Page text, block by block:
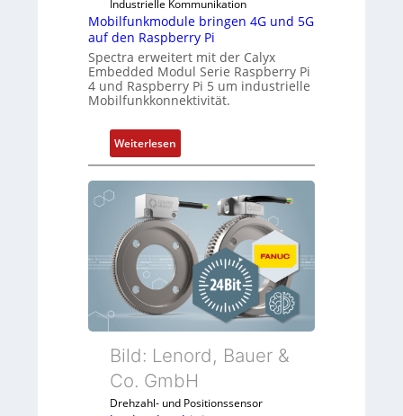
b
r
a
n
e
e
-
P
C
l
s
t
i
c
h
f
l
e
b
e
Industrielle Kommunikation
Mobilfunkmodule bringen 4G und 5G
auf den Raspberry Pi
Spectra erweitert mit der Calyx
Embedded Modul Serie Raspberry Pi
4 und Raspberry Pi 5 um industrielle
Mobilfunkkonnektivität.
Weiterlesen
M
o
b
i
l
u
n
k
m
o
u
l
Bild: Lenord, Bauer &
Co. GmbH
Drehzahl- und Positionssensor